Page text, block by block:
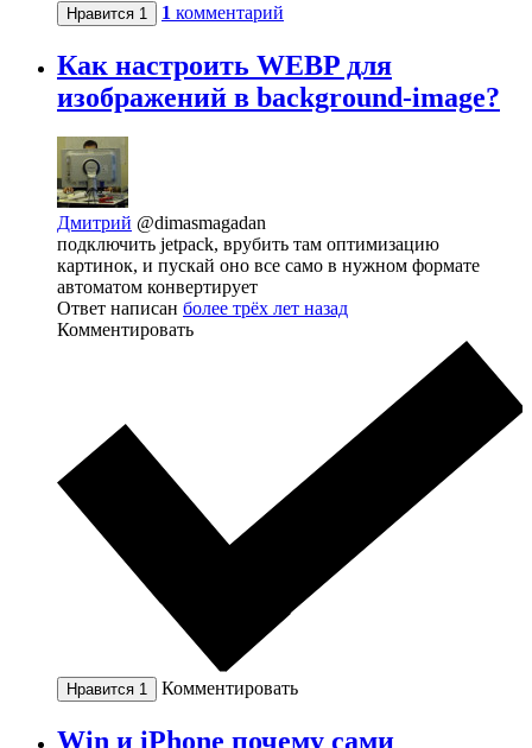
Нравится 1 1 комментарий
Как настроить WEBP для
изображений в background-image?
Дмитрий @dimasmagadan
подключить jetpack, врубить там оптимизацию
картинок, и пускай оно все само в нужном формате
автоматом конвертирует
Ответ написан более трёх лет назад
Комментировать
Нравится 1 Комментировать
Win и iPhone почему сами